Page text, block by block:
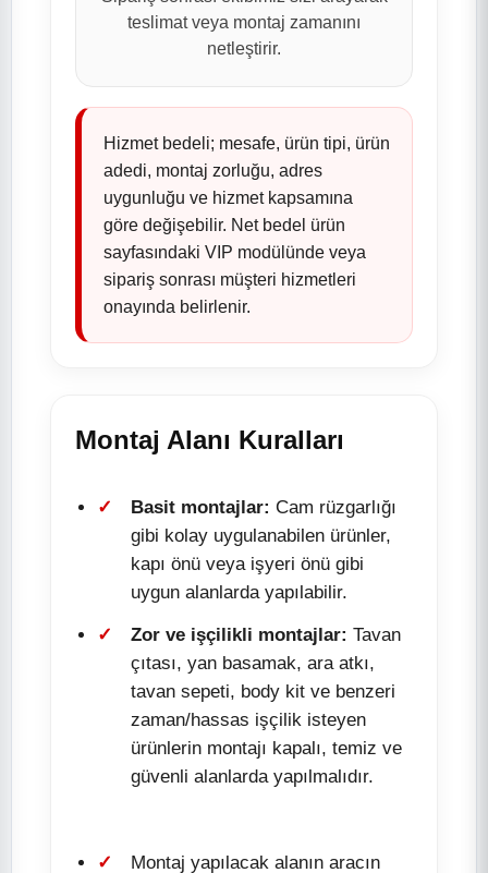
teslimat veya montaj zamanını
netleştirir.
Hizmet bedeli; mesafe, ürün tipi, ürün
adedi, montaj zorluğu, adres
uygunluğu ve hizmet kapsamına
göre değişebilir. Net bedel ürün
sayfasındaki VIP modülünde veya
sipariş sonrası müşteri hizmetleri
onayında belirlenir.
Montaj Alanı Kuralları
Basit montajlar: Cam rüzgarlığı
gibi kolay uygulanabilen ürünler,
kapı önü veya işyeri önü gibi
uygun alanlarda yapılabilir.
Zor ve işçilikli montajlar: Tavan
çıtası, yan basamak, ara atkı,
tavan sepeti, body kit ve benzeri
zaman/hassas işçilik isteyen
ürünlerin montajı kapalı, temiz ve
güvenli alanlarda yapılmalıdır.
Montaj yapılacak alanın aracın